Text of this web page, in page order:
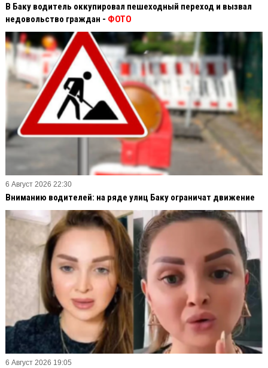
В Баку водитель оккупировал пешеходный переход и вызвал
недовольство граждан - ФОТО
6 Август 2026 22:30
Вниманию водителей: на ряде улиц Баку ограничат движение
6 Август 2026 19:05